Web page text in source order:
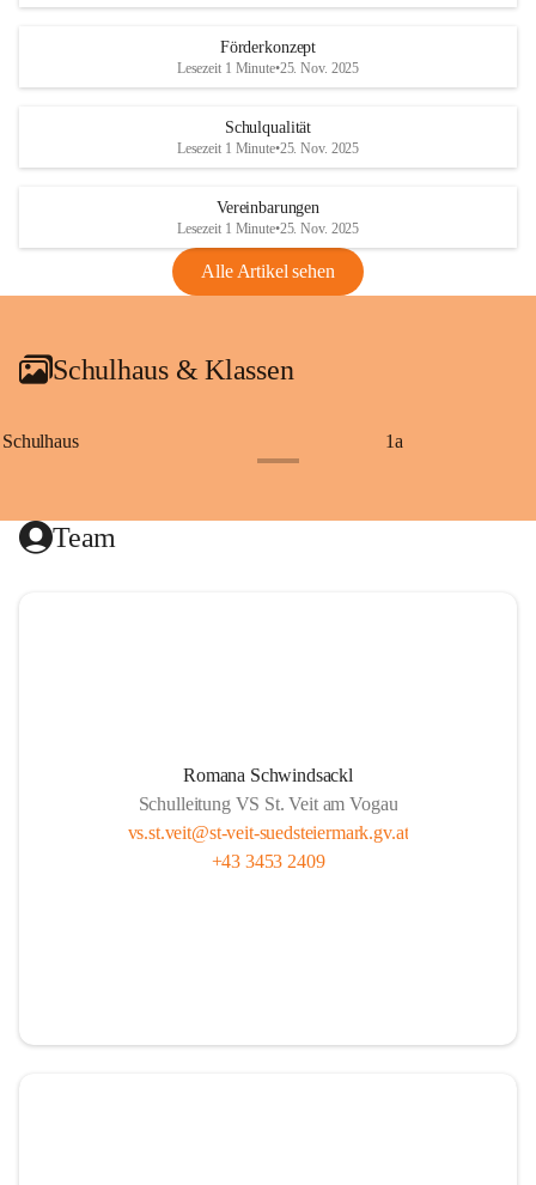
Förderkonzept
Lesezeit 1 Minute•25. Nov. 2025
Schulqualität
Lesezeit 1 Minute•25. Nov. 2025
Vereinbarungen
Lesezeit 1 Minute•25. Nov. 2025
Alle Artikel sehen
Schulhaus & Klassen
Schulhaus 1a
Team
Romana Schwindsackl
Schulleitung VS St. Veit am Vogau
vs.st.veit@st-veit-suedsteiermark.gv.at
+43 3453 2409